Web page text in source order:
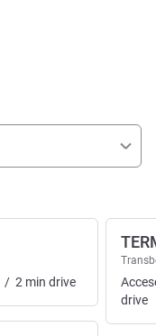
/ 2 min drive
drive